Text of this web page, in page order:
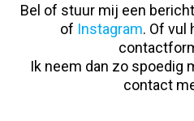
Bel of stuur mij een
of Instagram. Of vul
Ik neem dan zo spoedig
contact